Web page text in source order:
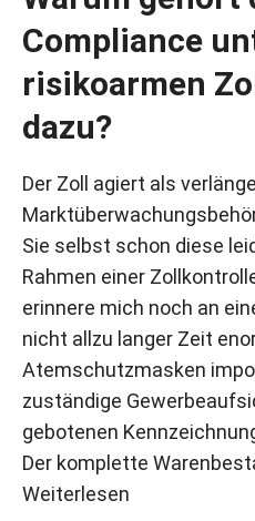
Compliance
risikoarmen
dazu?
Der Zoll agiert als
Sie selbst schon diese
Rahmen einer
erinnere mich noch an
nicht allzu langer Zeit
Atemschutzmasken
zuständige
gebotenen
Der komplette
Weiterlesen